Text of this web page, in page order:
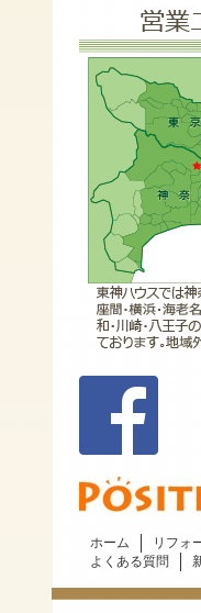
ホーム リフォ
よくある質問